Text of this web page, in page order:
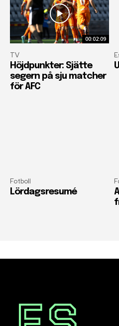
00:02:09
TV
Höjdpunkter: Sjätte
segern på sju matcher
för AFC
Fotboll
Lördagsresumé